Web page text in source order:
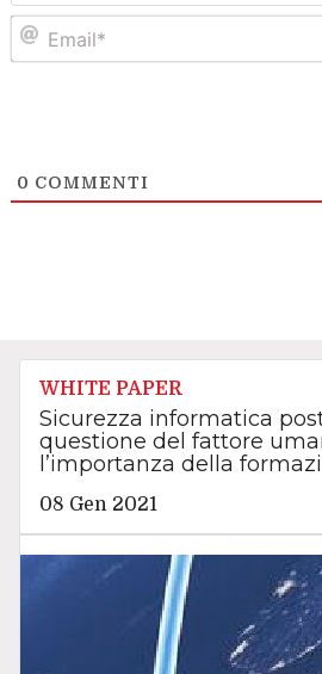
0 COMMENTI
WHITE PAPER
Sicurezza informatica
questione del fattore
l’importanza della
08 Gen 2021